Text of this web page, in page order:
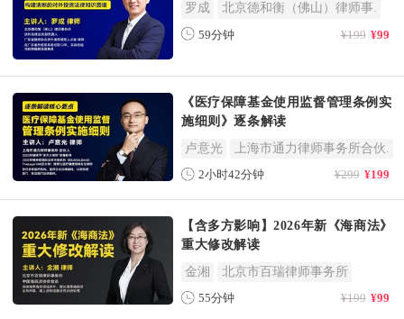
罗成 北京德和衡（佛山）律师事.
59分钟 ¥199 ¥99
《医疗保障基金使用监督管理条例实
施细则》逐条解读
卢意光 上海市通力律师事务所合伙.
2小时42分钟 ¥299 ¥199
【含多方影响】2026年新《海商法》
重大修改解读
金湘 北京市百瑞律师事务所
55分钟 ¥199 ¥99